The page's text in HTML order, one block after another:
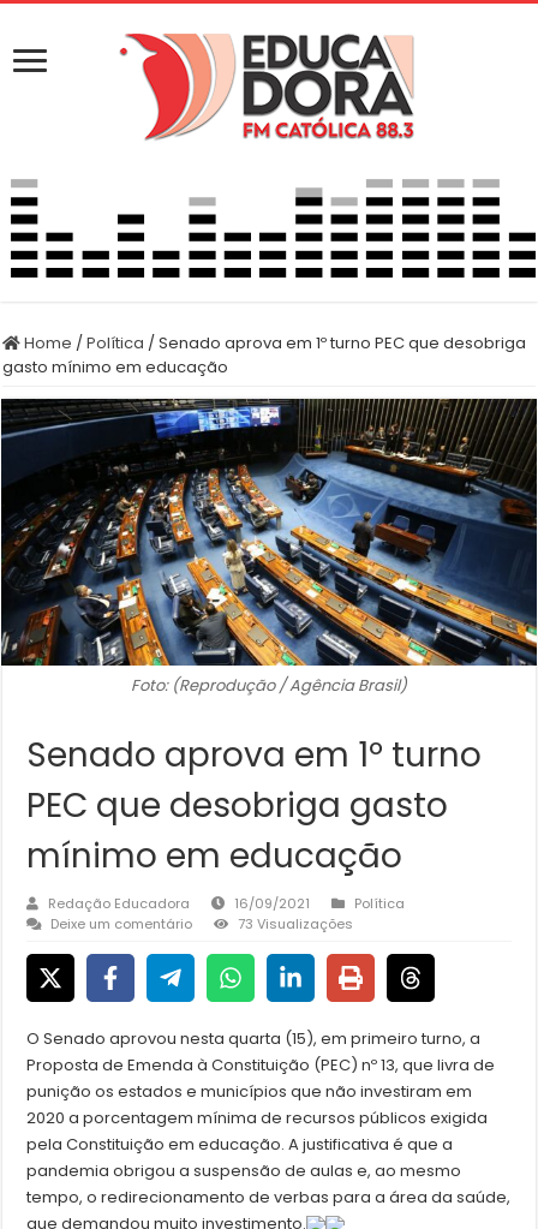
Home /Política /Senado aprova em 1º turno PEC que desobriga
gasto mínimo em educação
Foto: (Reprodução / Agência Brasil)
Senado aprova em 1º turno
PEC que desobriga gasto
mínimo em educação
Redação Educadora 16/09/2021
Política
Deixe um comentário
73 Visualizações
O Senado aprovou nesta quarta (15), em primeiro turno, a
Proposta de Emenda à Constituição (PEC) nº 13, que livra de
punição os estados e municípios que não investiram em
2020 a porcentagem mínima de recursos públicos exigida
pela Constituição em educação. A justificativa é que a
pandemia obrigou a suspensão de aulas e, ao mesmo
tempo, o redirecionamento de verbas para a área da saúde,
que demandou muito investimento.